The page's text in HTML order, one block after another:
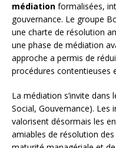
médiation formalisées,
gouvernance. Le groupe
une charte de résolution
une phase de médiation
approche a permis de
procédures contentieuses
La médiation s’invite dans
Social, Gouvernance). Les
valorisent désormais les
amiables de résolution